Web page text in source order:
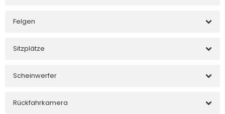
Felgen
Sitzplätze
Scheinwerfer
Rückfahrkamera